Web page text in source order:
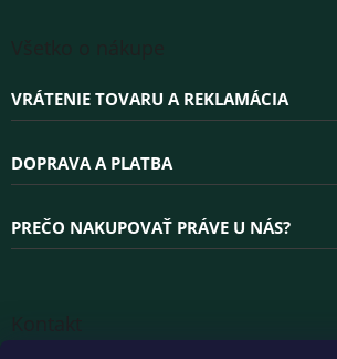
VRÁTENIE TOVARU A REKLAMÁCIA
DOPRAVA A PLATBA
PREČO NAKUPOVAŤ PRÁVE U NÁS?